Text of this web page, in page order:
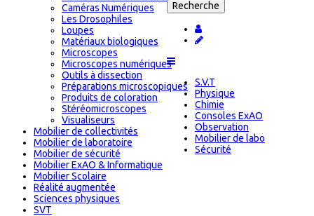
S.V.T
Physique
Chimie
Consoles ExAO
Observation
Mobilier de labo
Sécurité
Caméras Numériques
Les Drosophiles
Loupes
Matériaux biologiques
Microscopes
Microscopes numériques
Outils à dissection
Préparations microscopiques
Produits de coloration
Stéréomicroscopes
Visualiseurs
Mobilier de collectivités
Mobilier de laboratoire
Mobilier de sécurité
Mobilier ExAO & Informatique
Mobilier Scolaire
Réalité augmentée
Sciences physiques
SVT